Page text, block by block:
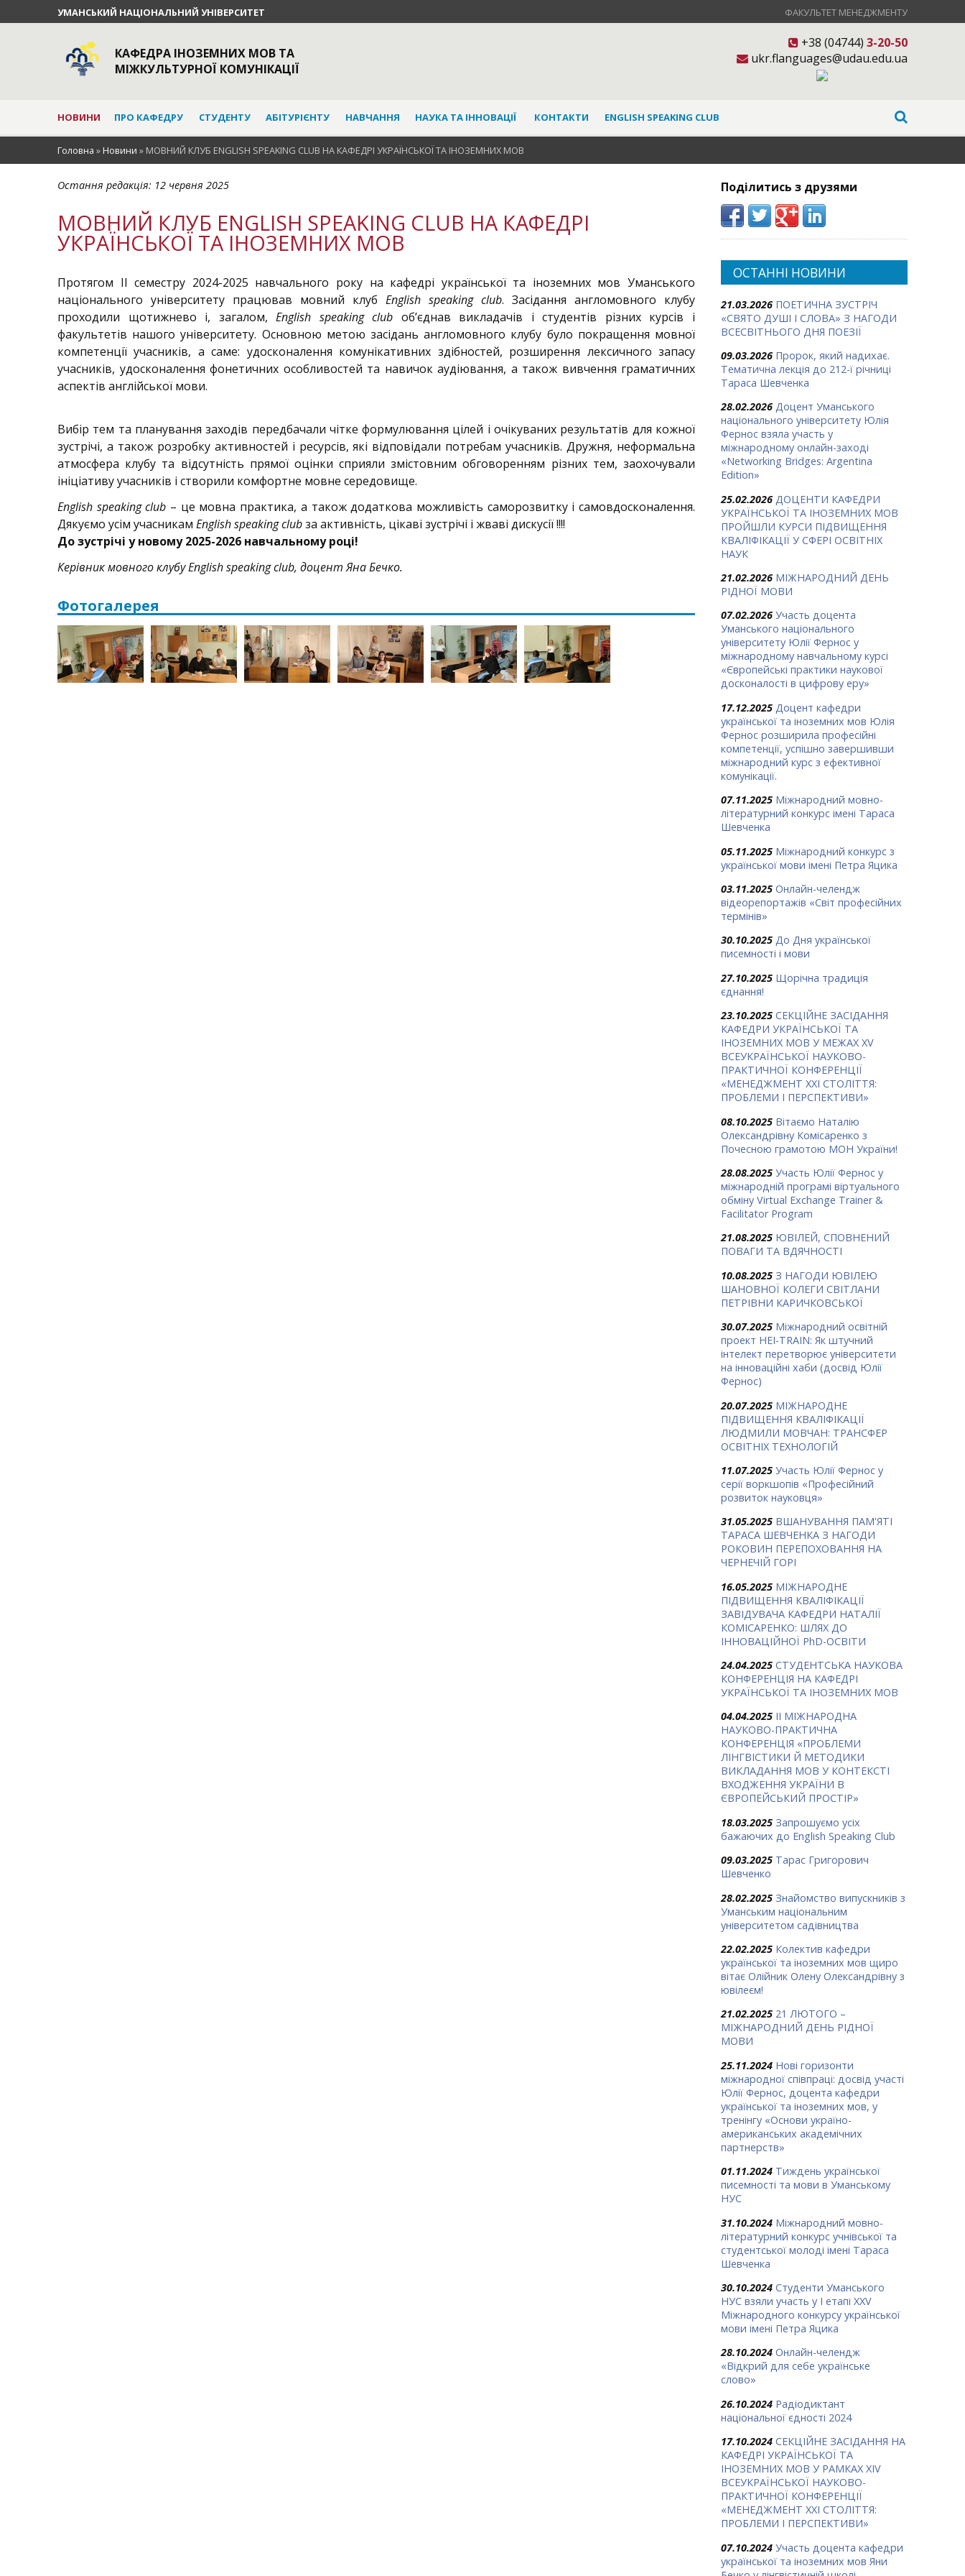
УМАНСЬКИЙ НАЦІОНАЛЬНИЙ УНІВЕРСИТЕТ ФАКУЛЬТЕТ МЕНЕДЖМЕНТУ
КАФЕДРА ІНОЗЕМНИХ МОВ ТА
МІЖКУЛЬТУРНОЇ КОМУНІКАЦІЇ
+38 (04744) 3-20-50
ukr.flanguages@udau.edu.ua
НОВИНИ ПРО КАФЕДРУ СТУДЕНТУ АБІТУРІЄНТУ НАВЧАННЯ НАУКА ТА ІННОВАЦІЇ КОНТАКТИ ENGLISH SPEAKING CLUB
Головна »Новини » МОВНИЙ КЛУБ ENGLISH SPEAKING CLUB НА КАФЕДРІ УКРАЇНСЬКОЇ ТА ІНОЗЕМНИХ МОВ
Остання редакція: 12 червня 2025
МОВНИЙ КЛУБ ENGLISH SPEAKING CLUB НА КАФЕДРІ
УКРАЇНСЬКОЇ ТА ІНОЗЕМНИХ МОВ
Протягом ІІ семестру 2024-2025 навчального року на кафедрі української та іноземних мов Уманського
національного університету працював мовний клуб English speaking club. Засідання англомовного клубу
проходили щотижнево і, загалом,English speaking club об’єднав викладачів і студентів різних курсів і
факультетів нашого університету. Основною метою засідань англомовного клубу було покращення мовної
компетенції учасників, а саме: удосконалення комунікативних здібностей, розширення лексичного запасу
учасників, удосконалення фонетичних особливостей та навичок аудіювання, а також вивчення граматичних
аспектів англійської мови.
Вибір тем та планування заходів передбачали чітке формулювання цілей і очікуваних результатів для кожної
зустрічі, а також розробку активностей і ресурсів, які відповідали потребам учасників. Дружня, неформальна
атмосфера клубу та відсутність прямої оцінки сприяли змістовним обговоренням різних тем, заохочували
ініціативу учасників і створили комфортне мовне середовище.
English speaking club – це мовна практика, а також додаткова можливість саморозвитку і самовдосконалення.
Дякуємо усім учасникам English speaking clubза активність, цікаві зустрічі і жваві дискусії !!!!
До зустрічі у новому 2025-2026 навчальному році!
Керівник мовного клубу English speaking club, доцент Яна Бечко.
Фотогалерея
Поділитись з друзями
ОСТАННІ НОВИНИ
21.03.2026 ПОЕТИЧНА ЗУСТРІЧ
«СВЯТО ДУШІ І СЛОВА» З НАГОДИ
ВСЕСВІТНЬОГО ДНЯ ПОЕЗІЇ
09.03.2026 Пророк, який надихає.
Тематична лекція до 212-ї річниці
Тараса Шевченка
28.02.2026 Доцент Уманського
національного університету Юлія
Фернос взяла участь у
міжнародному онлайн-заході
«Networking Bridges: Argentina
Edition»
25.02.2026 ДОЦЕНТИ КАФЕДРИ
УКРАЇНСЬКОЇ ТА ІНОЗЕМНИХ МОВ
ПРОЙШЛИ КУРСИ ПІДВИЩЕННЯ
КВАЛІФІКАЦІЇ У СФЕРІ ОСВІТНІХ
НАУК
21.02.2026 МІЖНАРОДНИЙ ДЕНЬ
РІДНОЇ МОВИ
07.02.2026 Участь доцента
Уманського національного
університету Юлії Фернос у
міжнародному навчальному курсі
«Європейські практики наукової
досконалості в цифрову еру»
17.12.2025 Доцент кафедри
української та іноземних мов Юлія
Фернос розширила професійні
компетенції, успішно завершивши
міжнародний курс з ефективної
комунікації.
07.11.2025 Міжнародний мовно-
літературний конкурс імені Тараса
Шевченка
05.11.2025 Міжнародний конкурс з
української мови імені Петра Яцика
03.11.2025 Онлайн-челендж
відеорепортажів «Світ професійних
термінів»
30.10.2025 До Дня української
писемності і мови
27.10.2025 Щорічна традиція
єднання!
23.10.2025 СЕКЦІЙНЕ ЗАСІДАННЯ
КАФЕДРИ УКРАЇНСЬКОЇ ТА
ІНОЗЕМНИХ МОВ У МЕЖАХ ХV
ВСЕУКРАЇНСЬКОЇ НАУКОВО-
ПРАКТИЧНОЇ КОНФЕРЕНЦІЇ
«МЕНЕДЖМЕНТ XXI СТОЛІТТЯ:
ПРОБЛЕМИ І ПЕРСПЕКТИВИ»
08.10.2025 Вітаємо Наталію
Олександрівну Комісаренко з
Почесною грамотою МОН України!
28.08.2025 Участь Юлії Фернос у
міжнародній програмі віртуального
обміну Virtual Exchange Trainer &
Facilitator Program
21.08.2025 ЮВІЛЕЙ, СПОВНЕНИЙ
ПОВАГИ ТА ВДЯЧНОСТІ
10.08.2025 З НАГОДИ ЮВІЛЕЮ
ШАНОВНОЇ КОЛЕГИ СВІТЛАНИ
ПЕТРІВНИ КАРИЧКОВСЬКОЇ
30.07.2025 Міжнародний освітній
проект HEI-TRAIN: Як штучний
інтелект перетворює університети
на інноваційні хаби (досвід Юлії
Фернос)
20.07.2025 МІЖНАРОДНЕ
ПІДВИЩЕННЯ КВАЛІФІКАЦІЇ
ЛЮДМИЛИ МОВЧАН: ТРАНСФЕР
ОСВІТНІХ ТЕХНОЛОГІЙ
11.07.2025 Участь Юлії Фернос у
серії воркшопів «Професійний
розвиток науковця»
31.05.2025 ВШАНУВАННЯ ПАМ'ЯТІ
ТАРАСА ШЕВЧЕНКА З НАГОДИ
РОКОВИН ПЕРЕПОХОВАННЯ НА
ЧЕРНЕЧІЙ ГОРІ
16.05.2025 МІЖНАРОДНЕ
ПІДВИЩЕННЯ КВАЛІФІКАЦІЇ
ЗАВІДУВАЧА КАФЕДРИ НАТАЛІЇ
КОМІСАРЕНКО: ШЛЯХ ДО
ІННОВАЦІЙНОЇ PhD-ОСВІТИ
24.04.2025 СТУДЕНТСЬКА НАУКОВА
КОНФЕРЕНЦІЯ НА КАФЕДРІ
УКРАЇНСЬКОЇ ТА ІНОЗЕМНИХ МОВ
04.04.2025 ІІ МІЖНАРОДНА
НАУКОВО-ПРАКТИЧНА
КОНФЕРЕНЦІЯ «ПРОБЛЕМИ
ЛІНГВІСТИКИ Й МЕТОДИКИ
ВИКЛАДАННЯ МОВ У КОНТЕКСТІ
ВХОДЖЕННЯ УКРАЇНИ В
ЄВРОПЕЙСЬКИЙ ПРОСТІР»
18.03.2025 Запрошуємо усіх
бажаючих до English Speaking Club
09.03.2025 Тарас Григорович
Шевченко
28.02.2025 Знайомство випускників з
Уманським національним
університетом садівництва
22.02.2025 Колектив кафедри
української та іноземних мов щиро
вітає Олійник Олену Олександрівну з
ювілеєм!
21.02.2025 21 ЛЮТОГО –
МІЖНАРОДНИЙ ДЕНЬ РІДНОЇ
МОВИ
25.11.2024 Нові горизонти
міжнародної співпраці: досвід участі
Юлії Фернос, доцента кафедри
української та іноземних мов, у
тренінгу «Основи україно-
американських академічних
партнерств»
01.11.2024 Тиждень української
писемності та мови в Уманському
НУС
31.10.2024 Міжнародний мовно-
літературний конкурс учнівської та
студентської молоді імені Тараса
Шевченка
30.10.2024 Студенти Уманського
НУС взяли участь у І етапі ХХV
Міжнародного конкурсу української
мови імені Петра Яцика
28.10.2024 Онлайн-челендж
«Відкрий для себе українське
слово»
26.10.2024 Радіодиктант
національної єдності 2024
17.10.2024 СЕКЦІЙНЕ ЗАСІДАННЯ НА
КАФЕДРІ УКРАЇНСЬКОЇ ТА
ІНОЗЕМНИХ МОВ У РАМКАХ ХIV
ВСЕУКРАЇНСЬКОЇ НАУКОВО-
ПРАКТИЧНОЇ КОНФЕРЕНЦІЇ
«МЕНЕДЖМЕНТ ХХІ СТОЛІТТЯ:
ПРОБЛЕМИ І ПЕРСПЕКТИВИ»
07.10.2024 Участь доцента кафедри
української та іноземних мов Яни